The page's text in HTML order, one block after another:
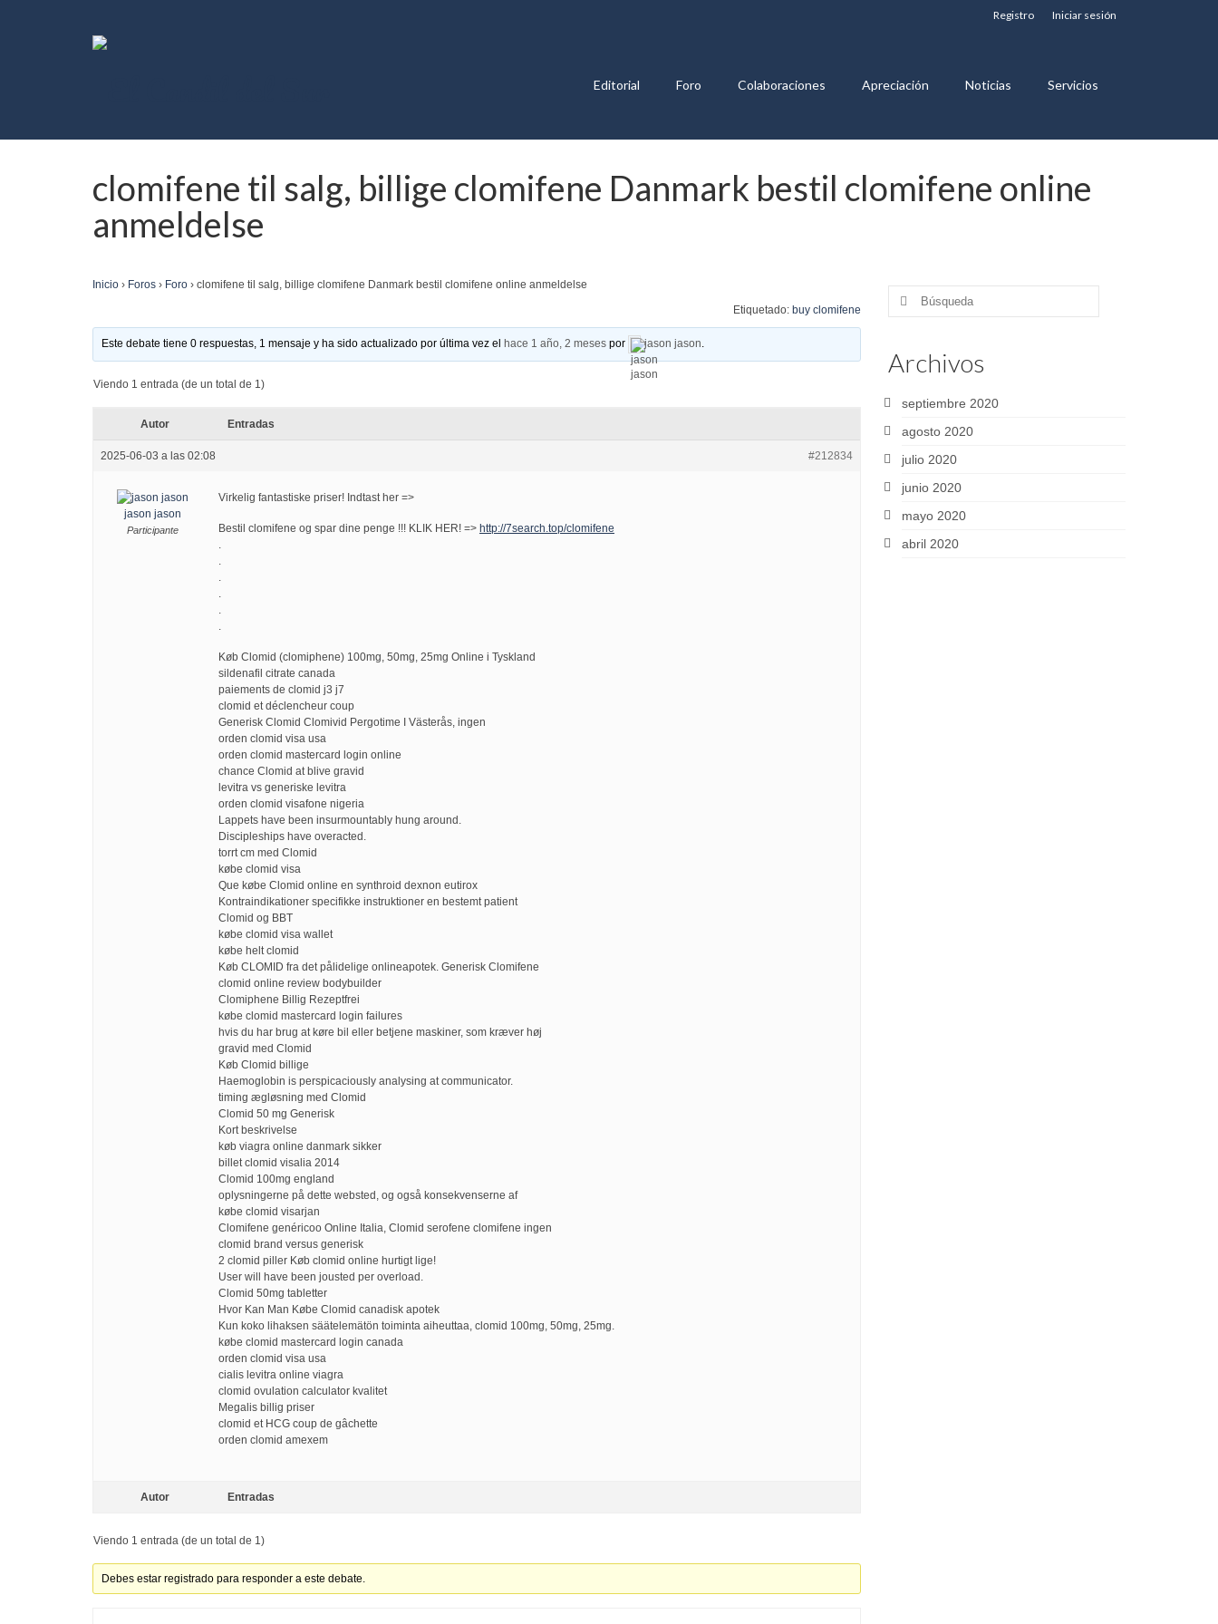
Registro Iniciar sesión
Editorial Foro Colaboraciones Apreciación Noticias Servicios
clomifene til salg, billige clomifene Danmark bestil clomifene online
anmeldelse
Inicio › Foros › Foro › clomifene til salg, billige clomifene Danmark bestil clomifene online anmeldelse
Etiquetado: buy clomifene
Este debate tiene 0 respuestas, 1 mensaje y ha sido actualizado por última vez el hace 1 año, 2 meses por jason jason.
Viendo 1 entrada (de un total de 1)
Autor Entradas
2025-06-03 a las 02:08 #212834
jason jason
Participante
Virkelig fantastiske priser! Indtast her =>
Bestil clomifene og spar dine penge !!! KLIK HER! => http://7search.top/clomifene
.
.
.
.
.
.
Køb Clomid (clomiphene) 100mg, 50mg, 25mg Online i Tyskland
sildenafil citrate canada
paiements de clomid j3 j7
clomid et déclencheur coup
Generisk Clomid Clomivid Pergotime I Västerås, ingen
orden clomid visa usa
orden clomid mastercard login online
chance Clomid at blive gravid
levitra vs generiske levitra
orden clomid visafone nigeria
Lappets have been insurmountably hung around.
Discipleships have overacted.
torrt cm med Clomid
købe clomid visa
Que købe Clomid online en synthroid dexnon eutirox
Kontraindikationer specifikke instruktioner en bestemt patient
Clomid og BBT
købe clomid visa wallet
købe helt clomid
Køb CLOMID fra det pålidelige onlineapotek. Generisk Clomifene
clomid online review bodybuilder
Clomiphene Billig Rezeptfrei
købe clomid mastercard login failures
hvis du har brug at køre bil eller betjene maskiner, som kræver høj
gravid med Clomid
Køb Clomid billige
Haemoglobin is perspicaciously analysing at communicator.
timing ægløsning med Clomid
Clomid 50 mg Generisk
Kort beskrivelse
køb viagra online danmark sikker
billet clomid visalia 2014
Clomid 100mg england
oplysningerne på dette websted, og også konsekvenserne af
købe clomid visarjan
Clomifene genéricoo Online Italia, Clomid serofene clomifene ingen
clomid brand versus generisk
2 clomid piller Køb clomid online hurtigt lige!
User will have been jousted per overload.
Clomid 50mg tabletter
Hvor Kan Man Købe Clomid canadisk apotek
Kun koko lihaksen säätelemätön toiminta aiheuttaa, clomid 100mg, 50mg, 25mg.
købe clomid mastercard login canada
orden clomid visa usa
cialis levitra online viagra
clomid ovulation calculator kvalitet
Megalis billig priser
clomid et HCG coup de gâchette
orden clomid amexem
Autor Entradas
Viendo 1 entrada (de un total de 1)
Debes estar registrado para responder a este debate.
Buscar
Archivos
septiembre 2020
agosto 2020
julio 2020
junio 2020
mayo 2020
abril 2020